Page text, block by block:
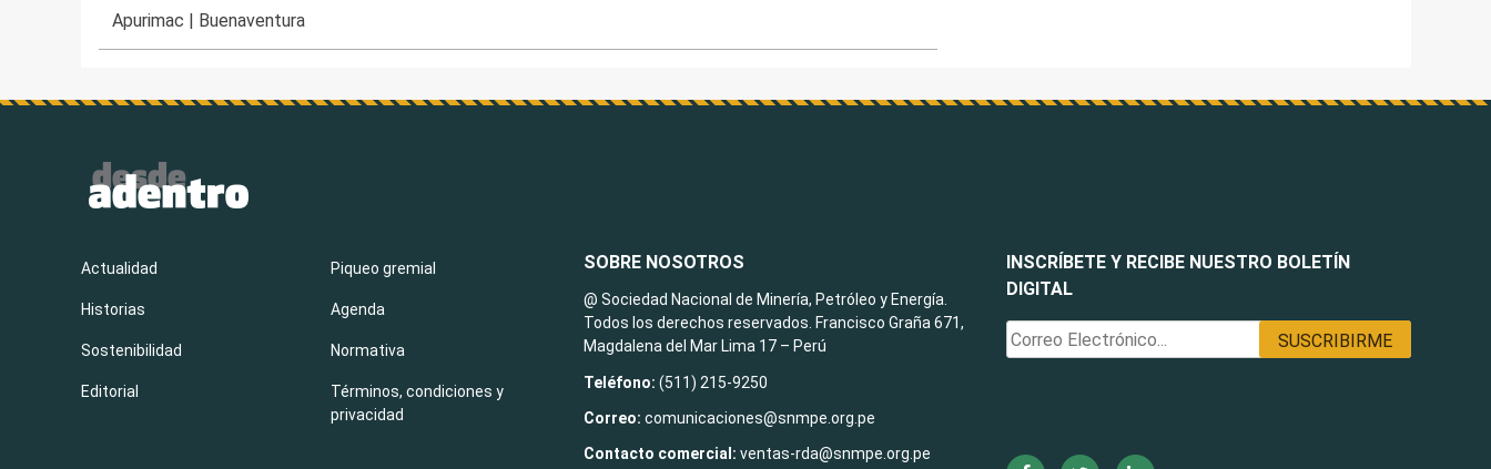
Apurimac | Buenaventura
INSCRÍBETE Y RECIBE NUESTRO BOLETÍN
DIGITAL
Actualidad
Historias
Sostenibilidad
Editorial
Piqueo gremial
Agenda
Normativa
Términos, condiciones y
privacidad
SOBRE NOSOTROS
@ Sociedad Nacional de Minería, Petróleo y Energía.
Todos los derechos reservados. Francisco Graña 671,
Magdalena del Mar Lima 17 – Perú
Teléfono: (511) 215-9250
Correo:comunicaciones@snmpe.org.pe
Contacto comercial: ventas-rda@snmpe.org.pe